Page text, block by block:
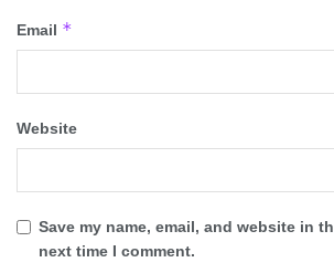
Email *
Website
Save my name, email, and website in
next time I comment.